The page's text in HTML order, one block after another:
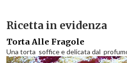
Ricetta in evidenza
Torta Alle Fragole
Una torta soffice e delicata dal